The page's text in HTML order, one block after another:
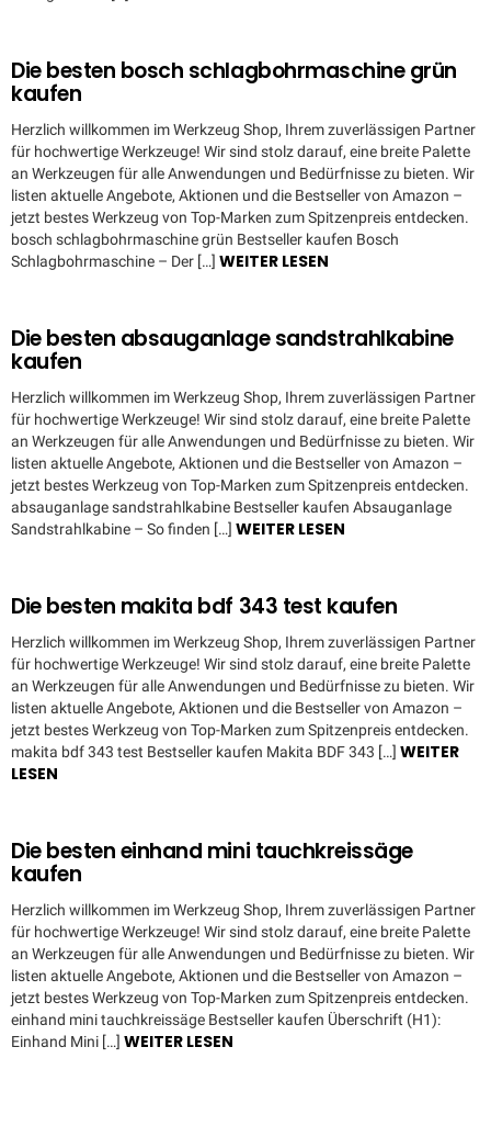
Die besten bosch schlagbohrmaschine grün
kaufen
Herzlich willkommen im Werkzeug Shop, Ihrem zuverlässigen Partner
für hochwertige Werkzeuge! Wir sind stolz darauf, eine breite Palette
an Werkzeugen für alle Anwendungen und Bedürfnisse zu bieten. Wir
listen aktuelle Angebote, Aktionen und die Bestseller von Amazon –
jetzt bestes Werkzeug von Top-Marken zum Spitzenpreis entdecken.
bosch schlagbohrmaschine grün Bestseller kaufen Bosch
Schlagbohrmaschine – Der […] WEITER LESEN
Die besten absauganlage sandstrahlkabine
kaufen
Herzlich willkommen im Werkzeug Shop, Ihrem zuverlässigen Partner
für hochwertige Werkzeuge! Wir sind stolz darauf, eine breite Palette
an Werkzeugen für alle Anwendungen und Bedürfnisse zu bieten. Wir
listen aktuelle Angebote, Aktionen und die Bestseller von Amazon –
jetzt bestes Werkzeug von Top-Marken zum Spitzenpreis entdecken.
absauganlage sandstrahlkabine Bestseller kaufen Absauganlage
Sandstrahlkabine – So finden […] WEITER LESEN
Die besten makita bdf 343 test kaufen
Herzlich willkommen im Werkzeug Shop, Ihrem zuverlässigen Partner
für hochwertige Werkzeuge! Wir sind stolz darauf, eine breite Palette
an Werkzeugen für alle Anwendungen und Bedürfnisse zu bieten. Wir
listen aktuelle Angebote, Aktionen und die Bestseller von Amazon –
jetzt bestes Werkzeug von Top-Marken zum Spitzenpreis entdecken.
makita bdf 343 test Bestseller kaufen Makita BDF 343 […] WEITER
LESEN
Die besten einhand mini tauchkreissäge
kaufen
Herzlich willkommen im Werkzeug Shop, Ihrem zuverlässigen Partner
für hochwertige Werkzeuge! Wir sind stolz darauf, eine breite Palette
an Werkzeugen für alle Anwendungen und Bedürfnisse zu bieten. Wir
listen aktuelle Angebote, Aktionen und die Bestseller von Amazon –
jetzt bestes Werkzeug von Top-Marken zum Spitzenpreis entdecken.
einhand mini tauchkreissäge Bestseller kaufen Überschrift (H1):
Einhand Mini […] WEITER LESEN